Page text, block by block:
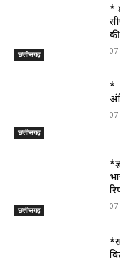
छत्तीसगढ़
*
छत्तीसगढ़
*
छत्तीसगढ़